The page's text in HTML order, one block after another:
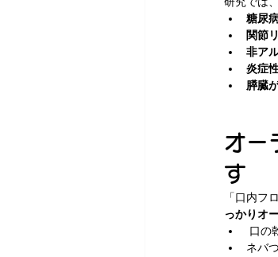
糖尿
関節
非ア
炎症
膵臓
オー
す
「口内フ
っかりオ
口の
ネバ